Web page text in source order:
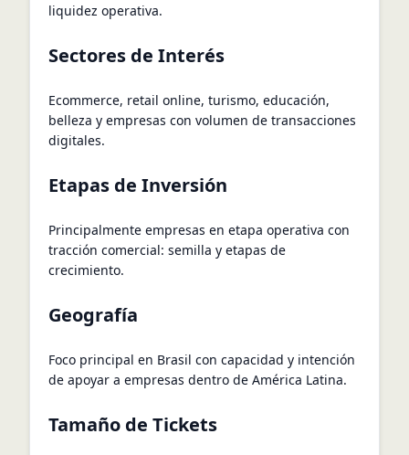
liquidez operativa.
Sectores de Interés
Ecommerce, retail online, turismo, educación,
belleza y empresas con volumen de transacciones
digitales.
Etapas de Inversión
Principalmente empresas en etapa operativa con
tracción comercial: semilla y etapas de
crecimiento.
Geografía
Foco principal en Brasil con capacidad y intención
de apoyar a empresas dentro de América Latina.
Tamaño de Tickets